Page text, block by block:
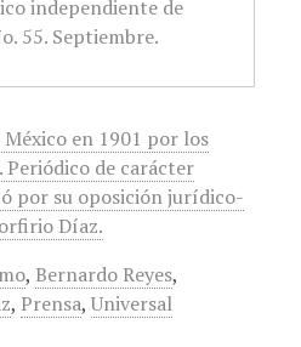
México en 1901 por los
Periódico de carácter
por su oposición jurídico-
Díaz.
, Bernardo Reyes,
, Prensa, Universal